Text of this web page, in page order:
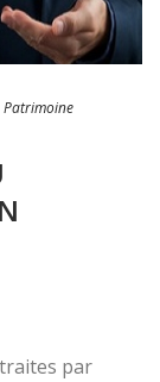
Patrimoine
par